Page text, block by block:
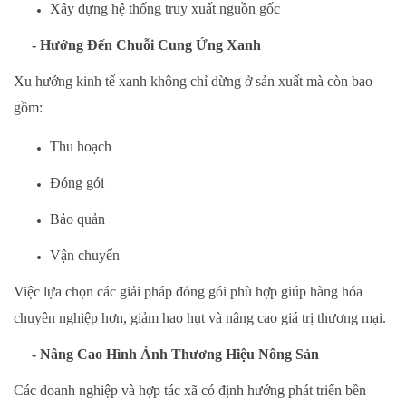
Xây dựng hệ thống truy xuất nguồn gốc
- Hướng Đến Chuỗi Cung Ứng Xanh
Xu hướng kinh tế xanh không chỉ dừng ở sản xuất mà còn bao
gồm:
Thu hoạch
Đóng gói
Bảo quản
Vận chuyển
Việc lựa chọn các giải pháp đóng gói phù hợp giúp hàng hóa
chuyên nghiệp hơn, giảm hao hụt và nâng cao giá trị thương mại.
- Nâng Cao Hình Ảnh Thương Hiệu Nông Sản
Các doanh nghiệp và hợp tác xã có định hướng phát triển bền